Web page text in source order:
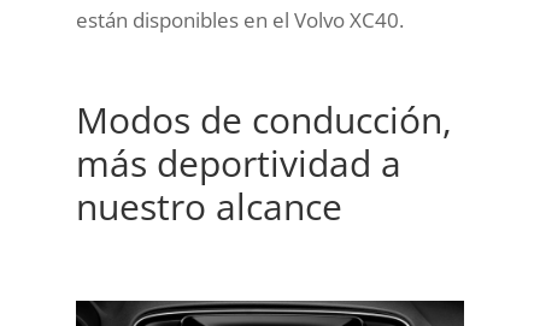
están disponibles en el Volvo XC40.
Modos de conducción,
más deportividad a
nuestro alcance